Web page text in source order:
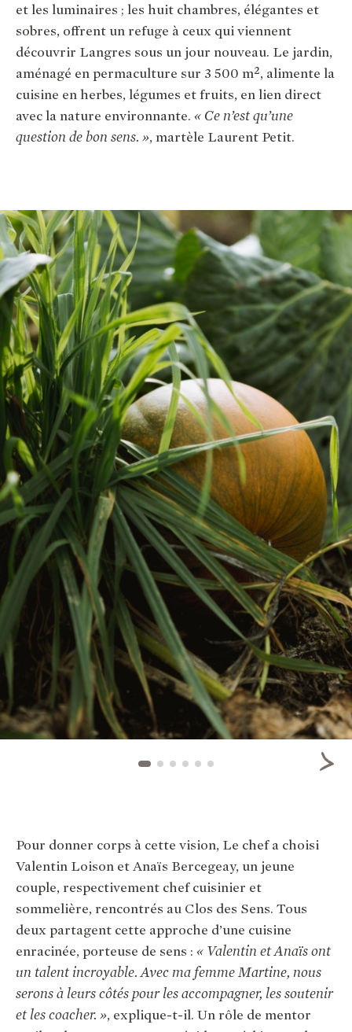
et les luminaires ; les huit chambres, élégantes et
sobres, offrent un refuge à ceux qui viennent
découvrir Langres sous un jour nouveau. Le jardin,
aménagé en permaculture sur 3 500 m², alimente la
cuisine en herbes, légumes et fruits, en lien direct
avec la nature environnante. « Ce n’est qu’une
question de bon sens. », martèle Laurent Petit.
Pour donner corps à cette vision, Le chef a choisi
Valentin Loison et Anaïs Bercegeay, un jeune
couple, respectivement chef cuisinier et
sommelière, rencontrés au Clos des Sens. Tous
deux partagent cette approche d’une cuisine
enracinée, porteuse de sens : « Valentin et Anaïs ont
un talent incroyable. Avec ma femme Martine, nous
serons à leurs côtés pour les accompagner, les soutenir
et les coacher. », explique-t-il. Un rôle de mentor